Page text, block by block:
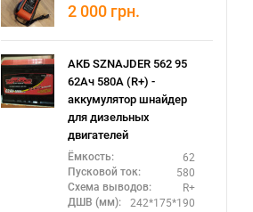
2 000 грн.
АКБ SZNAJDER 562 95
62Ач 580А (R+) -
аккумулятор шнайдер
для дизельных
двигателей
Ёмкость: 62
Пусковой ток: 580
Схема выводов: R+
ДШВ (мм): 242*175*190